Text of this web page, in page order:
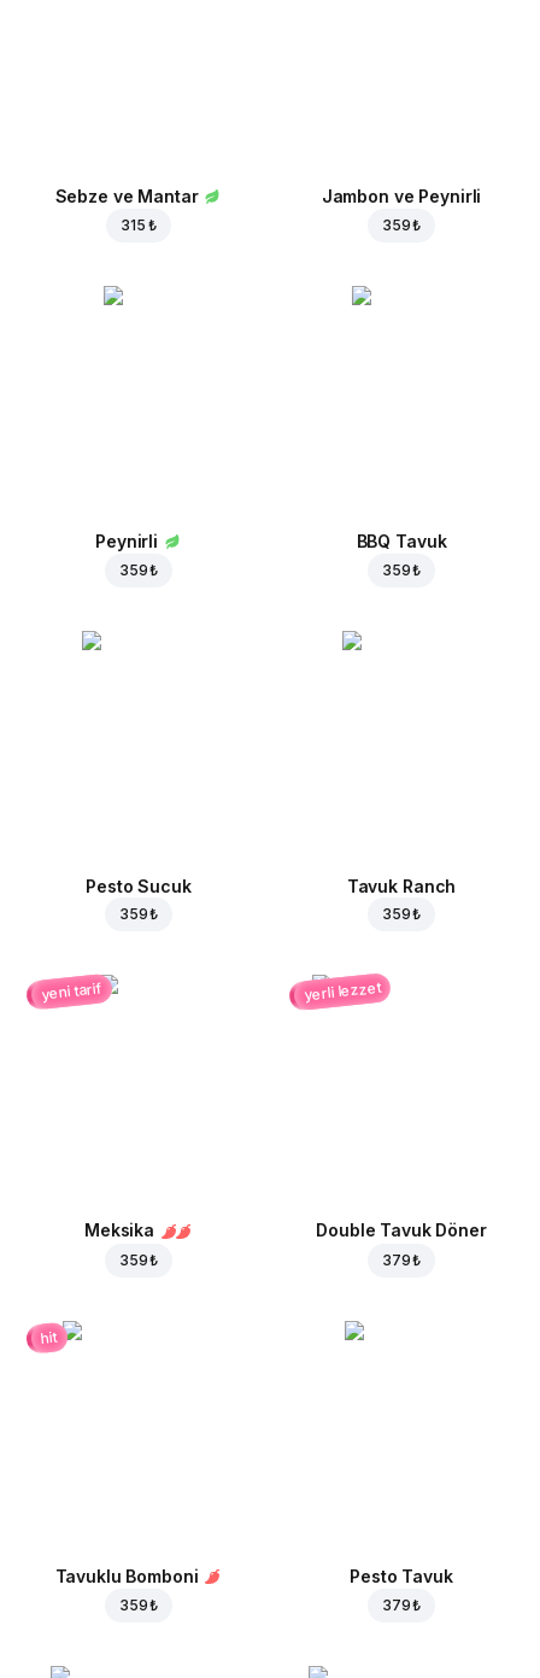
Sebze ve Mantar
315 ₺
Jambon ve Peynirli
359 ₺
Peynirli
359 ₺
BBQ Tavuk
359 ₺
Pesto Sucuk
359 ₺
Tavuk Ranch
359 ₺
yeni tarif
Meksika
359 ₺
yerli lezzet
Double Tavuk Döner
379 ₺
hit
Tavuklu Bomboni
359 ₺
Pesto Tavuk
379 ₺